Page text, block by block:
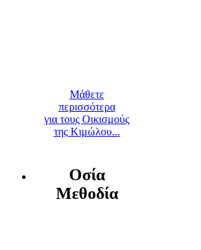
Μάθετε
περισσότερα
για τους Οικισμούς
της Κιμώλου...
Οσία
Μεθοδία